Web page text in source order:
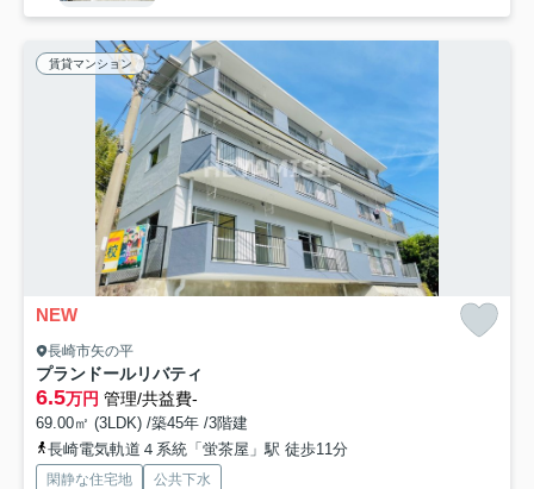
賃貸マンション
NEW
長崎市矢の平
プランドールリバティ
6.5万円 管理/共益費-
69.00㎡ (3LDK) /築45年 /3階建
長崎電気軌道４系統「蛍茶屋」駅 徒歩11分
閑静な住宅地 公共下水